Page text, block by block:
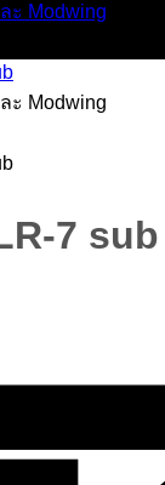
7 sub